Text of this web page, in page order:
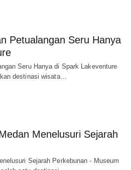
Petualangan Seru Hanya
Seru Hanya di Spark Lakeventure
destinasi wisata…
Menelusuri Sejarah
Sejarah Perkebunan - Museum